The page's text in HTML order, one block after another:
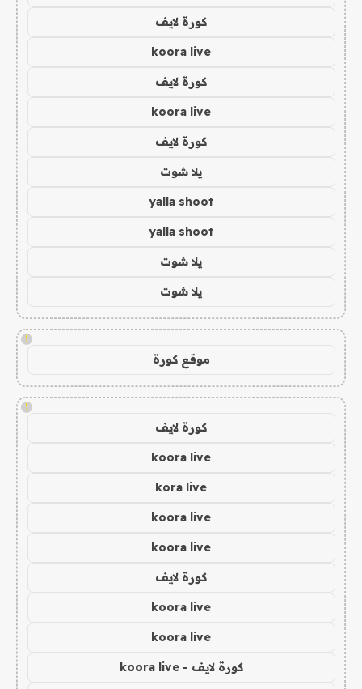
كورة لايف
koora live
كورة لايف
koora live
كورة لايف
يلا شوت
yalla shoot
yalla shoot
يلا شوت
يلا شوت
!
موقع كورة
!
كورة لايف
koora live
kora live
koora live
koora live
كورة لايف
koora live
koora live
كورة لايف - koora live